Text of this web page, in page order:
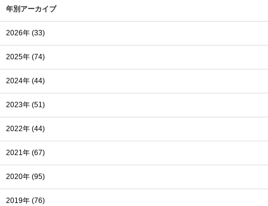
年別アーカイブ
2026年 (33)
2025年 (74)
2024年 (44)
2023年 (51)
2022年 (44)
2021年 (67)
2020年 (95)
2019年 (76)